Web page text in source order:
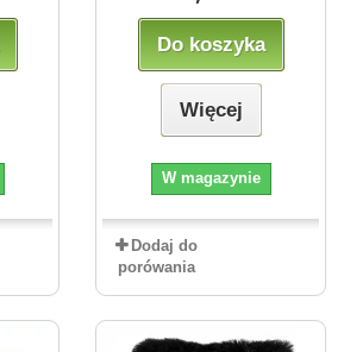
Do koszyka
Więcej
W magazynie
Dodaj do
porówania